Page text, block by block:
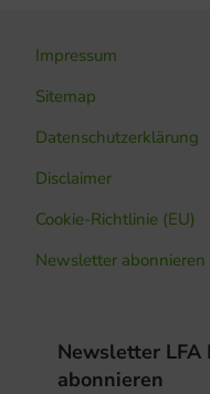
Impressum
Sitemap
Datenschutzerklärung
Disclaimer
Cookie-Richtlinie (EU)
Newsletter abonnieren
Newsletter LFA
abonnieren